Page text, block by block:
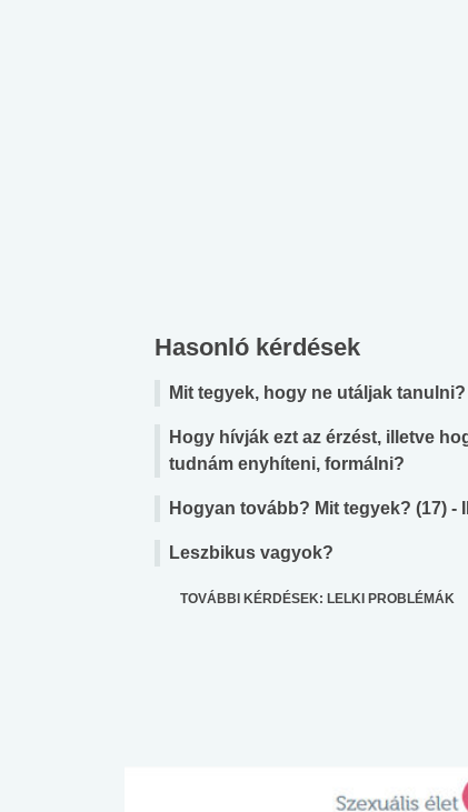
Hasonló kérdések
Mit tegyek, hogy ne utáljak tanulni?
Hogy hívják ezt az érzést, illetve
tudnám enyhíteni, formálni?
Hogyan tovább? Mit tegyek? (17) -
Leszbikus vagyok?
TOVÁBBI KÉRDÉSEK: LELKI PROBLÉMÁK